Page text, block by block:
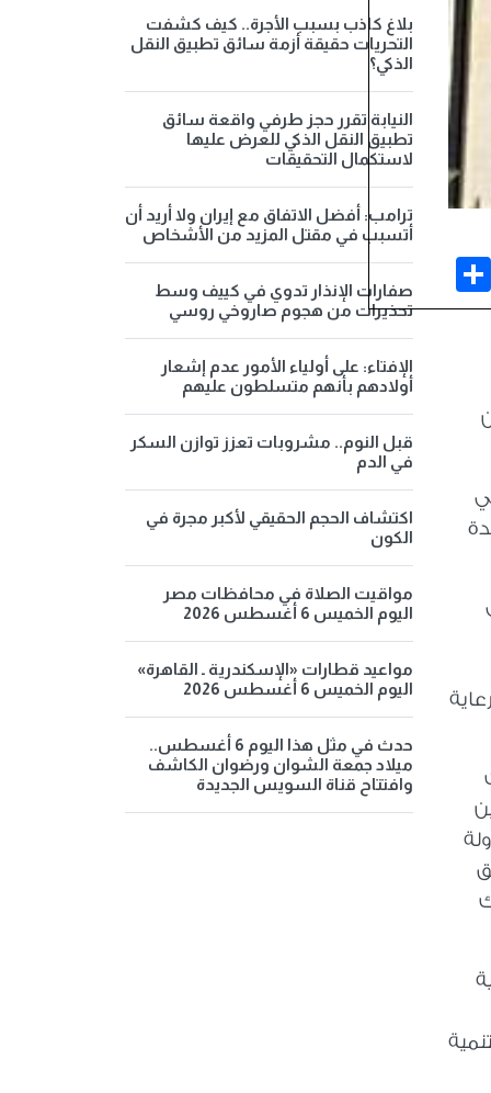
Share
بلاغ كاذب بسبب الأجرة.. كيف كشفت
التحريات حقيقة أزمة سائق تطبيق النقل
الذكي؟
النيابة تقرر حجز طرفي واقعة سائق
تطبيق النقل الذكي للعرض عليها
لاستكمال التحقيقات
ترامب: أفضل الاتفاق مع إيران ولا أريد أن
أتسبب في مقتل المزيد من الأشخاص
صفارات الإنذار تدوي في كييف وسط
تحذيرات من هجوم صاروخي روسي
الإفتاء: على أولياء الأمور عدم إشعار
أولادهم بأنهم متسلطون عليهم
قبل النوم.. مشروبات تعزز توازن السكر
في الدم
اكتشاف الحجم الحقيقي لأكبر مجرة في
الكون
مواقيت الصلاة في محافظات مصر
اليوم الخميس 6 أغسطس 2026
مواعيد قطارات «الإسكندرية ـ القاهرة»
اليوم الخميس 6 أغسطس 2026
حدث في مثل هذا اليوم 6 أغسطس..
ميلاد جمعة الشوان ورضوان الكاشف
وافتتاح قناة السويس الجديدة